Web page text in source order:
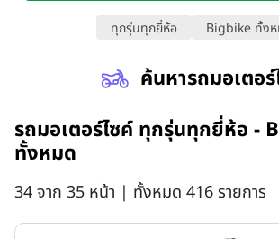
ทุกรุ่นทุกยี่ห้อ Bigbike ทั้ง
ค้นหารถมอเตอร์
รถมอเตอร์ไซค์ ทุกรุ่นทุกยี่ห้อ -
ทั้งหมด
34 จาก 35 หน้า | ทั้งหมด 416 รายการ